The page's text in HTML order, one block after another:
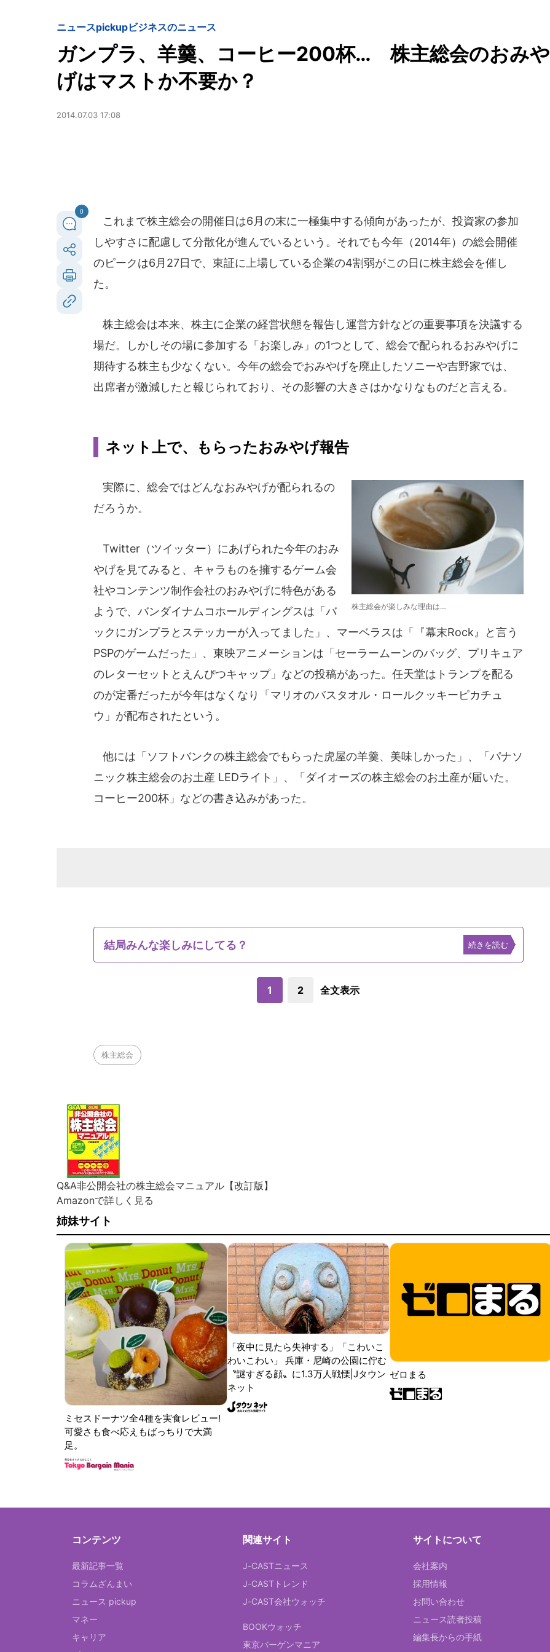
ニュースpickupビジネスのニュース
ガンプラ、羊羹、コーヒー200杯… 株主総会のおみや
げはマストか不要か？
2014.07.03 17:08
0
これまで株主総会の開催日は6月の末に一極集中する傾向があったが、投資家の参加
しやすさに配慮して分散化が進んでいるという。それでも今年（2014年）の総会開催
のピークは6月27日で、東証に上場している企業の4割弱がこの日に株主総会を催し
た。
株主総会は本来、株主に企業の経営状態を報告し運営方針などの重要事項を決議する
場だ。しかしその場に参加する「お楽しみ」の1つとして、総会で配られるおみやげに
期待する株主も少なくない。今年の総会でおみやげを廃止したソニーや吉野家では、
出席者が激減したと報じられており、その影響の大きさはかなりなものだと言える。
ネット上で、もらったおみやげ報告
株主総会が楽しみな理由は…
実際に、総会ではどんなおみやげが配られるの
だろうか。
Twitter（ツイッター）にあげられた今年のおみ
やげを見てみると、キャラものを擁するゲーム会
社やコンテンツ制作会社のおみやげに特色がある
ようで、バンダイナムコホールディングスは「バ
ックにガンプラとステッカーが入ってました」、マーベラスは「『幕末Rock』と言う
PSPのゲームだった」、東映アニメーションは「セーラームーンのバッグ、プリキュア
のレターセットとえんぴつキャップ」などの投稿があった。任天堂はトランプを配る
のが定番だったが今年はなくなり「マリオのバスタオル・ロールクッキーピカチュ
ウ」が配布されたという。
他には「ソフトバンクの株主総会でもらった虎屋の羊羹、美味しかった」、「パナソ
ニック株主総会のお土産 LEDライト」、「ダイオーズの株主総会のお土産が届いた。
コーヒー200杯」などの書き込みがあった。
結局みんな楽しみにしてる？ 続きを読む
1 2 全文表示
株主総会
Q&A非公開会社の株主総会マニュアル【改訂版】
Amazonで詳しく見る
姉妹サイト
ミセスドーナツ全4種を実食レビュー!
可愛さも食べ応えもばっちりで大満
足。
「夜中に見たら失神する」「こわいこ
わいこわい」 兵庫・尼崎の公園に佇む
〝謎すぎる顔〟に1.3万人戦慄|Jタウン
ネット
ゼロまる
コンテンツ
最新記事一覧
コラムざんまい
ニュース pickup
マネー
キャリア
関連サイト
J-CASTニュース
J-CASTトレンド
J-CAST会社ウォッチ
BOOKウォッチ
東京バーゲンマニア
サイトについて
会社案内
採用情報
お問い合わせ
ニュース読者投稿
編集長からの手紙